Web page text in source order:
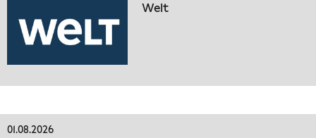
Welt
01.08.2026